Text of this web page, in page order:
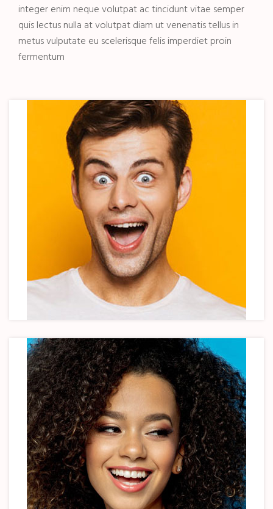
integer enim neque volutpat ac tincidunt vitae semper
quis lectus nulla at volutpat diam ut venenatis tellus in
metus vulputate eu scelerisque felis imperdiet proin
fermentum
Joe Doe
Founder & CEO
Joe Doe
Founder & CEO